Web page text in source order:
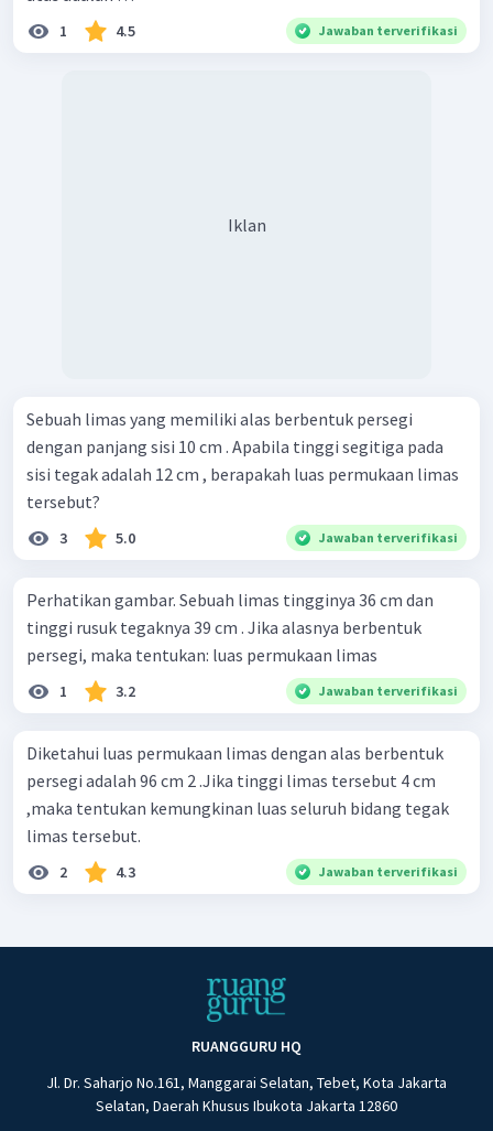
1 4.5 Jawaban terverifikasi
Iklan
Sebuah limas yang memiliki alas berbentuk persegi
dengan panjang sisi 10 cm . Apabila tinggi segitiga pada
sisi tegak adalah 12 cm , berapakah luas permukaan limas
tersebut?
3 5.0 Jawaban terverifikasi
Perhatikan gambar. Sebuah limas tingginya 36 cm dan
tinggi rusuk tegaknya 39 cm . Jika alasnya berbentuk
persegi, maka tentukan: luas permukaan limas
1 3.2 Jawaban terverifikasi
Diketahui luas permukaan limas dengan alas berbentuk
persegi adalah 96 cm 2 .Jika tinggi limas tersebut 4 cm
,maka tentukan kemungkinan luas seluruh bidang tegak
limas tersebut.
2 4.3 Jawaban terverifikasi
RUANGGURU HQ
Jl. Dr. Saharjo No.161, Manggarai Selatan, Tebet, Kota Jakarta
Selatan, Daerah Khusus Ibukota Jakarta 12860